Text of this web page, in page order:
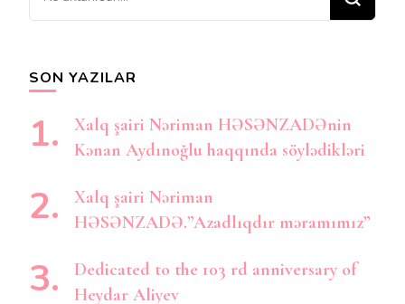
şey
SON YAZILAR
Xalq şairi Nəriman HƏSƏNZADƏnin
Kənan Aydınoğlu haqqında söylədikləri
Xalq şairi Nəriman
HƏSƏNZADƏ.”Azadlıqdır məramımız”
Dedicated to the 103 rd anniversary of
Heydar Aliyev